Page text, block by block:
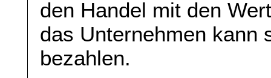
den Handel mit den
das Unternehmen kann
bezahlen.